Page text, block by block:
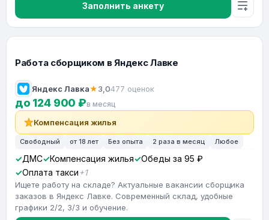
Заполнить анкету
Работа сборщиком в Яндекс Лавке
Яндекс Лавка★3,0477 оценок
до 124 900 ₽в месяц
Компенсация жилья
Свободный от 18 лет Без опыта 2 раза в месяц Любое
ДМС Компенсация жилья
Обеды за 95 ₽
Оплата такси +1
Ищете работу на складе? Актуальные вакансии сборщика
заказов в Яндекс Лавке. Современный склад, удобные
графики 2/2, 3/3 и обучение.